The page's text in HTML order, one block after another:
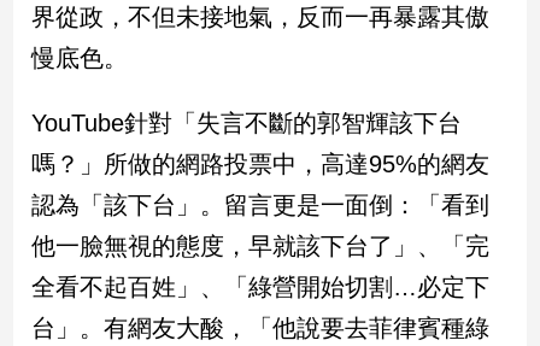
調
國
點
點
岸/
界從政，不但未接地氣，反而一再暴露其傲
慢底色。
YouTube針對「失言不斷的郭智輝該下台
嗎？」所做的網路投票中，高達95%的網友
認為「該下台」。留言更是一面倒：「看到
他一臉無視的態度，早就該下台了」、「完
全看不起百姓」、「綠營開始切割…必定下
台」。有網友大酸，「他說要去菲律賓種綠